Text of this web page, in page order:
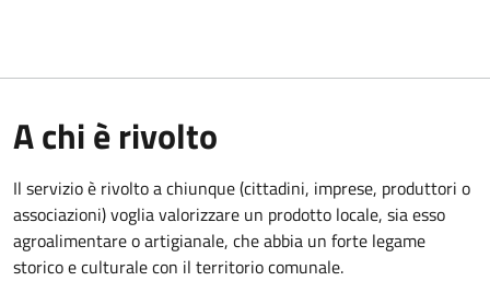
A chi è rivolto
Il servizio è rivolto a chiunque (cittadini, imprese, produttori o
associazioni) voglia valorizzare un prodotto locale, sia esso
agroalimentare o artigianale, che abbia un forte legame
storico e culturale con il territorio comunale.